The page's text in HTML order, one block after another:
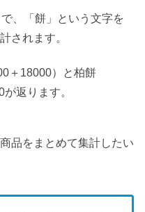
、「餅」という文字を
されます。
＋18000）と柏餅
返ります。
品をまとめて集計したい